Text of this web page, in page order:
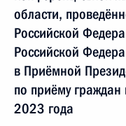
области,
Российской
Российской
в Приёмной
по приёму
2023 года